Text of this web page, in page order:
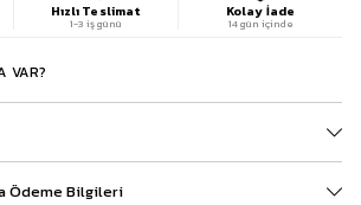
Hızlı Teslimat
1-3 iş günü
Kolay İade
14 gün içinde
VAR?
Ödeme Bilgileri